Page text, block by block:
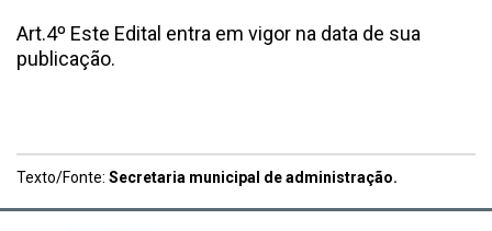
Art.4º Este Edital entra em vigor na data de sua
publicação.
Texto/Fonte: Secretaria municipal de administração.